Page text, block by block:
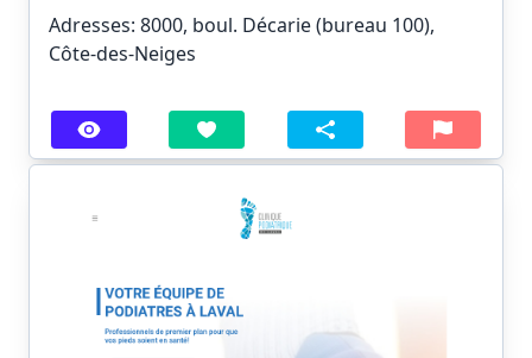
Adresses: 8000, boul. Décarie (bureau 100),
Côte-des-Neiges